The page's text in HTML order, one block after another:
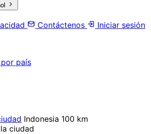
Contáctenos
Iniciar sesión
país
Indonesia 100 km
ciudad